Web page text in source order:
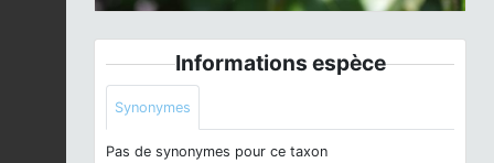
Informations espèce
Synonymes
Pas de synonymes pour ce taxon